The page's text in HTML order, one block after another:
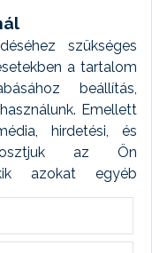
szükséges
a tartalom
beállítás,
Emellett
hirdetési, és
az Ön
azokat egyéb
A sütik
végzünk és
töröljük. A